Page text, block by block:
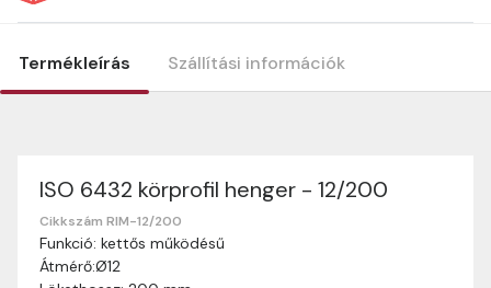
Termékleírás Szállítási információk
ISO 6432 körprofil henger - 12/200
Cikkszám RIM-12/200
Funkció: kettős működésű
Átmérő:Ø12
Szállítási információk
Nagyon köszönjük, hogy webshopunkat választottátok
vásárlásaitokhoz. Az alábbiakban megtaláljátok szállítási
információinkat, hogy a vásárlásotok gördülékenyen és